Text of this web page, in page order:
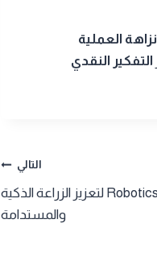
نزاهة العملية
التفكير النقدي
التالي
ياماها تستحوذ على Robotics Plus لتعزيز الزراعة الذكية
والمستدامة